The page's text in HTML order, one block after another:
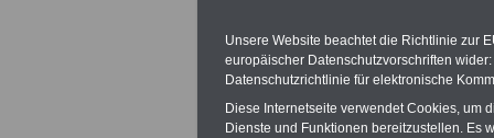
Cochem
Unsere Website beachtet die Richtlinie zur
europäischer Datenschutzvorschriften
Datenschutzrichtlinie für elektronische
Diese Internetseite verwendet Cookies, um
Dienste und Funktionen bereitzustellen. Es